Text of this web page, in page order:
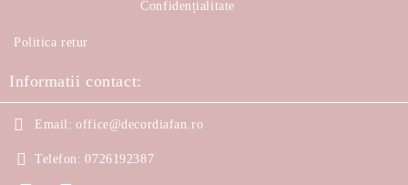
Confidențialitate
Politica retur
Informatii contact:
Email: office@decordiafan.ro
Telefon: 0726192387